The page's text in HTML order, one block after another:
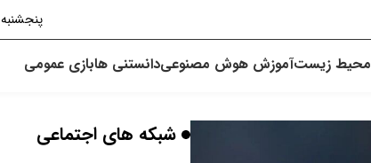
پنجشنبه ۱۵ مرداد ۱۴۰۵
محیط زیستآموزش هوش مصنوعیدانستنی هابازی عمومی
شبکه های اجتماعی